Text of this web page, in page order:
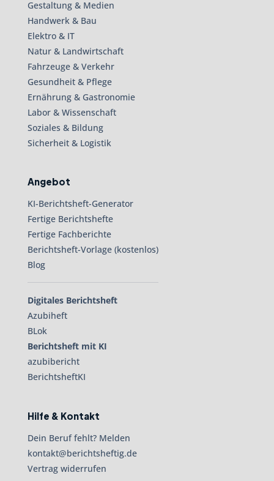
Gestaltung & Medien
Handwerk & Bau
Elektro & IT
Natur & Landwirtschaft
Fahrzeuge & Verkehr
Gesundheit & Pflege
Ernährung & Gastronomie
Labor & Wissenschaft
Soziales & Bildung
Sicherheit & Logistik
Angebot
KI-Berichtsheft-Generator
Fertige Berichtshefte
Fertige Fachberichte
Berichtsheft-Vorlage (kostenlos)
Blog
Digitales Berichtsheft
Azubiheft
BLok
Berichtsheft mit KI
azubibericht
BerichtsheftKI
Hilfe & Kontakt
Dein Beruf fehlt? Melden
kontakt@berichtsheftig.de
Vertrag widerrufen